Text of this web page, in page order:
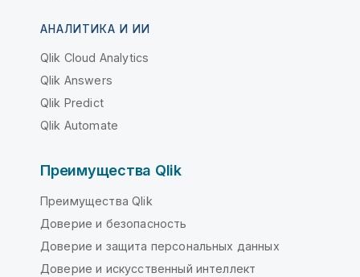
АНАЛИТИКА И ИИ
Qlik Cloud Analytics
Qlik Answers
Qlik Predict
Qlik Automate
Преимущества Qlik
Преимущества Qlik
Доверие и безопасность
Доверие и защита персональных данных
Доверие и искусственный интеллект